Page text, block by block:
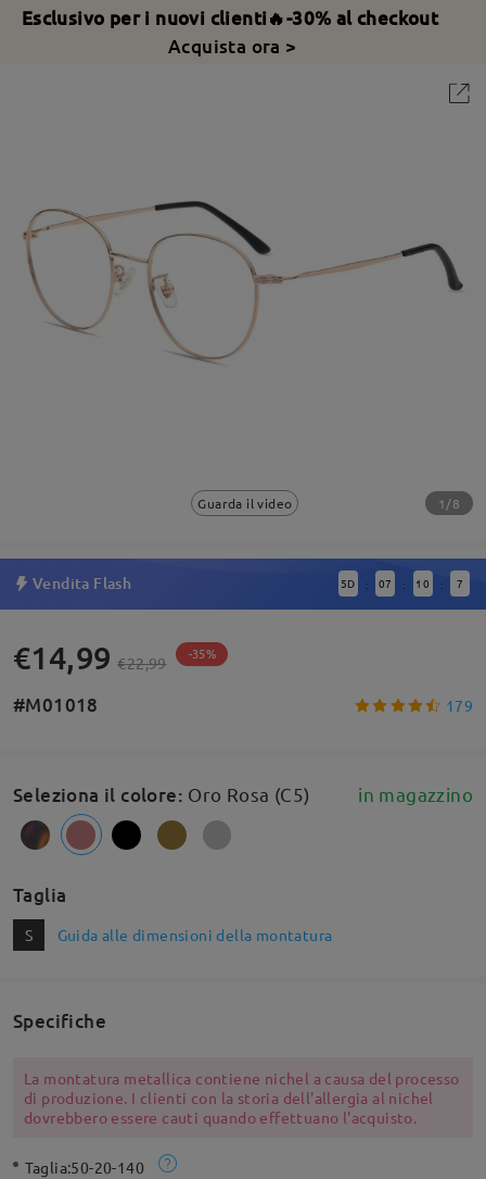
Esclusivo per i nuovi clienti🔥-30% al checkout
Acquista ora >
Guarda il video 1/8
Vendita Flash 5D : 07 : 10 : 7
€14,99 €22,99 -35%
#M01018 179
Seleziona il colore: Oro Rosa (C5) in magazzino
Taglia
S Guida alle dimensioni della montatura
Specifiche
La montatura metallica contiene nichel a causa del processo
di produzione. I clienti con la storia dell'allergia al nichel
dovrebbero essere cauti quando effettuano l'acquisto.
Taglia:50-20-140